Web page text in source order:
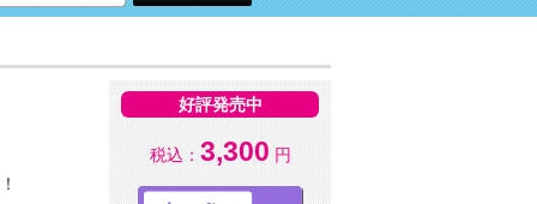
好評発売中
税込： 3,300 円